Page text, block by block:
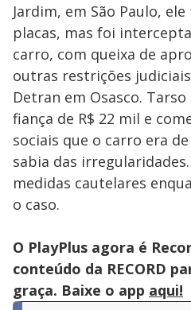
Jardim, em São Paulo,
placas, mas foi
carro, com queixa de
outras restrições
Detran em Osasco.
fiança de R$ 22 mil e
sociais que o carro era
sabia das
medidas cautelares
o caso.
O PlayPlus agora é
conteúdo da RECORD
graça. Baixe o app aqui!